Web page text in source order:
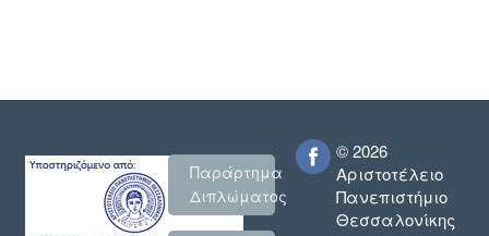
Παράρτημα
Διπλώματος
© 2026
Αριστοτέλειο
Πανεπιστήμιο
Θεσσαλονίκης